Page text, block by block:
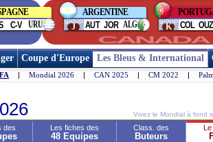
URU
C-V group
J
ARGENTINE
ALG
AUT JOR group
K COL OUZ
CANADA
Coupe d'Europe Les Bleus & International
| Mondial 2026 | CAN 2025 | CM 2022 |
Vivez le Mondial à fond
des Les fiches des
48 Equipes
Class. des
Buteurs
Le